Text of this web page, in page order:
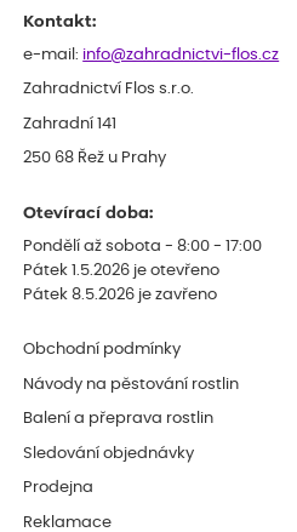
Kontakt:
e-mail: info@zahradnictvi-flos.cz
Zahradnictví Flos s.r.o.
Zahradní 141
250 68 Řež u Prahy
Otevírací doba:
Pondělí až sobota - 8:00 - 17:00
Pátek 1.5.2026 je otevřeno
Pátek 8.5.2026 je zavřeno
Obchodní podmínky
Návody na pěstování rostlin
Balení a přeprava rostlin
Sledování objednávky
Prodejna
Reklamace